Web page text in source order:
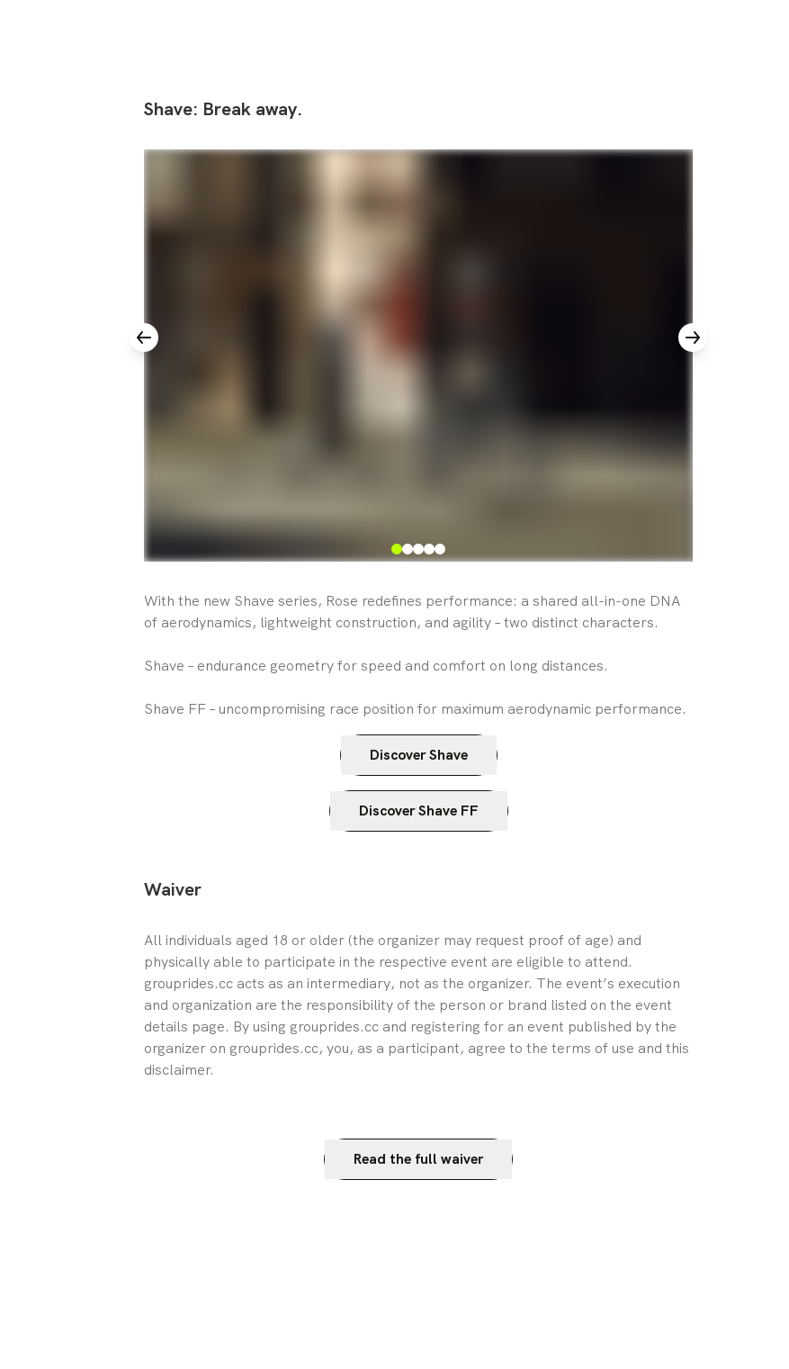
Shave: Break away.
With the new Shave series, Rose redefines performance: a shared all-in-one DNA
of aerodynamics, lightweight construction, and agility – two distinct characters.
Shave – endurance geometry for speed and comfort on long distances.
Shave FF – uncompromising race position for maximum aerodynamic performance.
Discover Shave
Discover Shave FF
Waiver
All individuals aged 18 or older (the organizer may request proof of age) and
physically able to participate in the respective event are eligible to attend.
grouprides.cc acts as an intermediary, not as the organizer. The event’s execution
and organization are the responsibility of the person or brand listed on the event
details page. By using grouprides.cc and registering for an event published by the
organizer on grouprides.cc, you, as a participant, agree to the terms of use and this
disclaimer.
Read the full waiver